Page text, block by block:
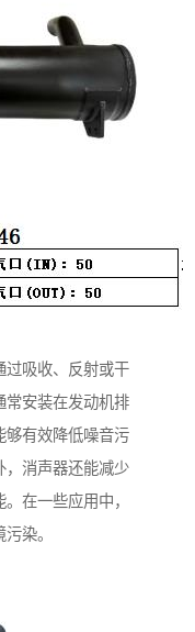
过吸收、反射或干
常安装在发动机排
够有效降低噪音污
，消声器还能减少
在一些应用中，
染。